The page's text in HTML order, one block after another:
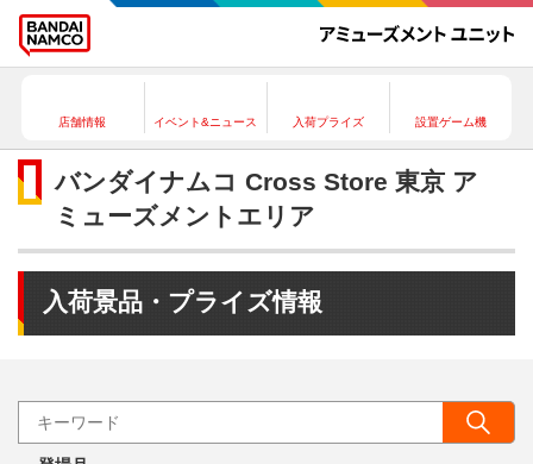
店舗情報 イベント&ニュース 入荷プライズ 設置ゲーム機
バンダイナムコ Cross Store 東京 ア
ミューズメントエリア
入荷景品・プライズ情報